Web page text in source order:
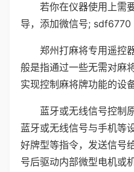
若你在仪器使用上需
导，添加微信号; sdf6770
郑州打麻将专用遥控
般是指通过一些无需对麻
实现控制麻将牌功能的设
蓝牙或无线信号控制
蓝牙或无线信号与手机等
好牌型等指令，发送信号
号后驱动内部微型电机或